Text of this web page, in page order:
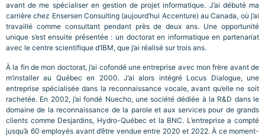
avant de me spécialiser en gestion de projet informatique. J’ai débuté ma
carrière chez Ensersen Consulting (aujourd’hui Accenture) au Canada, où j’ai
travaillé comme consultant pendant près de deux ans. Une opportunité
unique s’est ensuite présentée : un doctorat en informatique en partenariat
avec le centre scientifique d’IBM, que j’ai réalisé sur trois ans.
À la fin de mon doctorat, j’ai cofondé une entreprise avec mon frère avant de
m’installer au Québec en 2000. J’ai alors intégré Locus Dialogue, une
entreprise spécialisée dans la reconnaissance vocale, avant qu’elle ne soit
rachetée. En 2002, j’ai fondé Nuecho, une société dédiée à la R&D dans le
domaine de la reconnaissance de la parole et aux services pour de grands
clients comme Desjardins, Hydro-Québec et la BNC. L’entreprise a compté
jusqu’à 60 employés avant d’être vendue entre 2020 et 2022. À ce moment-